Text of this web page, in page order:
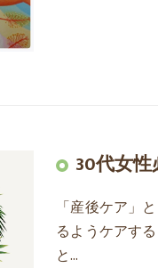
30代女
「産後ケア」
るようケアす
と…